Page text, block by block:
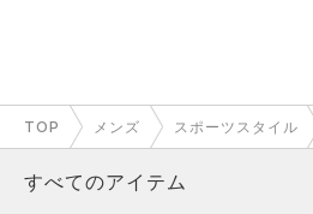
TOP メンズ スポーツスタイル
すべてのアイテム